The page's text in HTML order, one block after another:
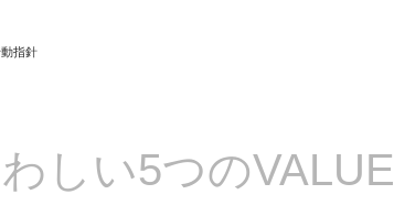
指針
しい5つのVALUE